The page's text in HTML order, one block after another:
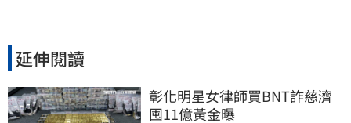
延伸閱讀
彰化明星女律師買BNT詐慈濟
囤11億黃金曝